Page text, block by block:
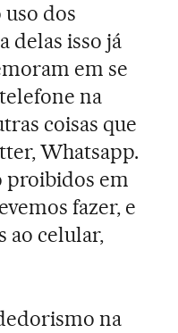
dos
delas isso já
em se
na
coisas que
Whatsapp.
proibidos em
fazer, e
ao celular,
na